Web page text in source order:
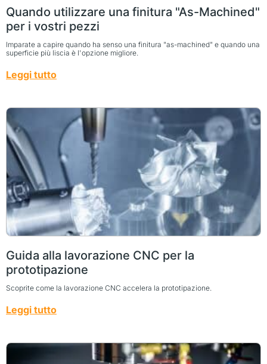
Quando utilizzare una finitura "As-Machined"
per i vostri pezzi
Imparate a capire quando ha senso una finitura "as-machined" e quando una
superficie più liscia è l'opzione migliore.
Leggi tutto
Guida alla lavorazione CNC per la
prototipazione
Scoprite come la lavorazione CNC accelera la prototipazione.
Leggi tutto